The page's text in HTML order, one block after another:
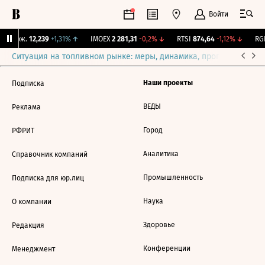
Войти
Бирж. 12,239 +1,31%↑ IMOEX 2 281,31 -0,2%↓ RTSI 874,64 -1,12%↓
Ситуация на топливном рынке: меры, динамика, прогнозы
Подписка
Реклама
РФРИТ
Справочник компаний
Подписка для юр.лиц
О компании
Редакция
Менеджмент
Наши проекты
ВЕДЫ
Город
Аналитика
Промышленность
Наука
Здоровье
Конференции